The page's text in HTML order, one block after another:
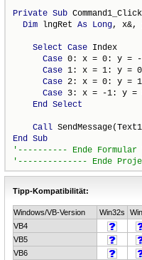
Private Sub
Dim lngRet As Long, x&,
Select Case Index
Case 0: x = 0: y = -
Case 1: x = 1: y = 0
Case 2: x = 0: y = 1
Case 3: x = -1: y =
End Select
Call
End Sub
Tipp-Kompatibilität:
Windows/VB-Version Win32s
VB4
VB5
VB6